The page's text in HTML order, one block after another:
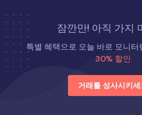
잠깐만! 아직 가지
특별 혜택으로 오늘 바로 모니
30% 할인
거래를 성사시키
홈 육아 팁
육아 팁